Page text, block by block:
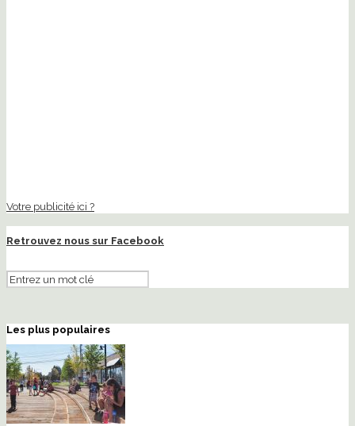
Votre publicité ici ?
Retrouvez nous sur Facebook
Les plus populaires